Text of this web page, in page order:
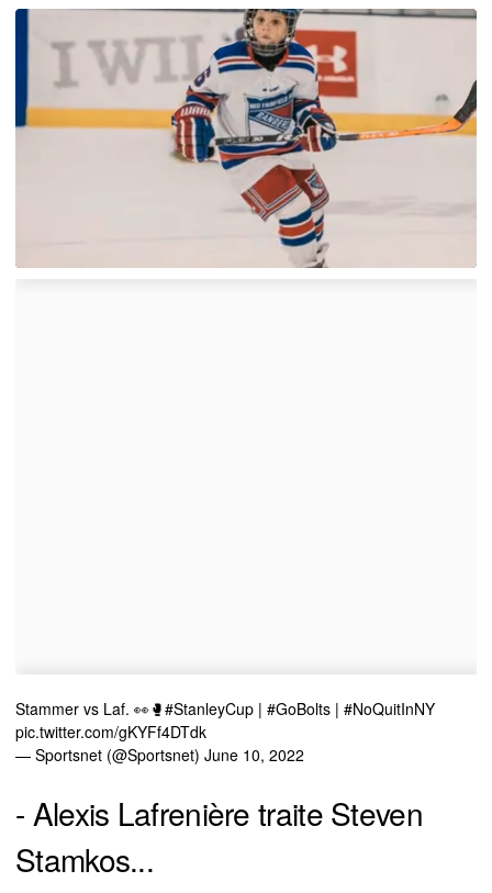
Stammer vs Laf. 👀🥊#StanleyCup | #GoBolts | #NoQuitInNY
pic.twitter.com/gKYFf4DTdk
— Sportsnet (@Sportsnet) June 10, 2022
- Alexis Lafrenière traite Steven
Stamkos...